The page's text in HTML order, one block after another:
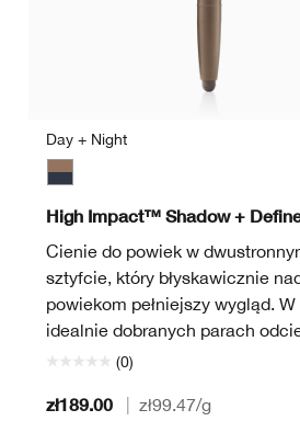
Day + Night
High Impact™ Shadow +
Cienie do powiek w
sztyfcie, który błyskawicznie
powiekom pełniejszy wygląd. W
idealnie dobranych parach
(0)
zł189.00 zł99.47/g